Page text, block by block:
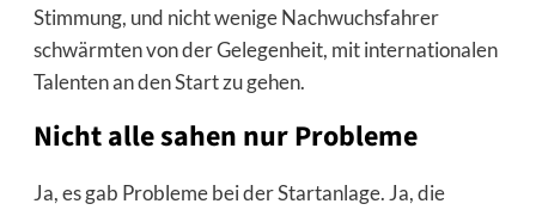
Stimmung, und nicht wenige Nachwuchsfahrer
schwärmten von der Gelegenheit, mit internationalen
Talenten an den Start zu gehen.
Nicht alle sahen nur Probleme
Ja, es gab Probleme bei der Startanlage. Ja, die